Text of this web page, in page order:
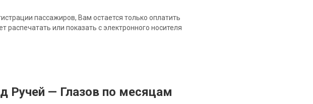
пассажиров, Вам остается только оплатить
или показать с электронного носителя
Ручей — Глазов по месяцам